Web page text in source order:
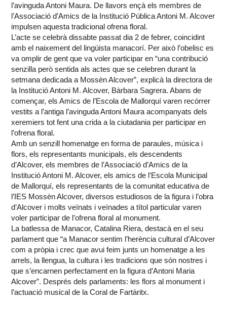
l’avinguda Antoni Maura. De llavors ençà els membres de
l’Associació d’Amics de la Institució Pública Antoni M. Alcover
impulsen aquesta tradicional ofrena floral.
L’acte se celebrà dissabte passat dia 2 de febrer, coincidint
amb el naixement del lingüista manacorí. Per això l’obelisc es
va omplir de gent que va voler participar en “una contribució
senzilla però sentida als actes que se celebren durant la
setmana dedicada a Mossèn Alcover”, explicà la directora de
la Institució Antoni M. Alcover, Bàrbara Sagrera. Abans de
començar, els Amics de l’Escola de Mallorquí varen recórrer
vestits a l’antiga l’avinguda Antoni Maura acompanyats dels
xeremiers tot fent una crida a la ciutadania per participar en
l’ofrena floral.
Amb un senzill homenatge en forma de paraules, música i
flors, els representants municipals, els descendents
d’Alcover, els membres de l’Associació d’Amics de la
Institució Antoni M. Alcover, els amics de l’Escola Municipal
de Mallorquí, els representants de la comunitat educativa de
l’IES Mossèn Alcover, diversos estudiosos de la figura i l’obra
d’Alcover i molts veïnats i veïnades a títol particular varen
voler participar de l’ofrena floral al monument.
La batlessa de Manacor, Catalina Riera, destacà en el seu
parlament que “a Manacor sentim l’herència cultural d’Alcover
com a pròpia i crec que avui feim junts un homenatge a les
arrels, la llengua, la cultura i les tradicions que són nostres i
que s’encarnen perfectament en la figura d’Antoni Maria
Alcover”. Després dels parlaments: les flors al monument i
l’actuació musical de la Coral de Fartàritx.